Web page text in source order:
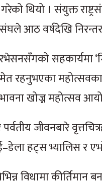
थियो । संयुक्त
संघले आठ वर्षदेखि
सहकार्यमा
रहनुभएका महोत्सवका
खोज्न महोत्सव
जीवनबारे
हट्स भ्यालिस र
विधामा कीर्तिमान